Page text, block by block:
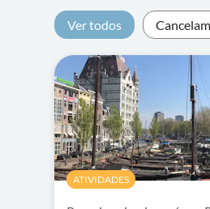
Preço mais baixo
Preço mais alto
Ver todos
ATIVIDADES